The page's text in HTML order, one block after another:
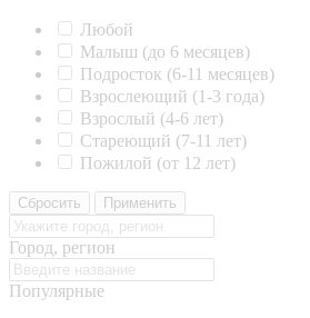
Любой
Малыш (до 6 месяцев)
Подросток (6-11 месяцев)
Взрослеющий (1-3 года)
Взрослый (4-6 лет)
Стареющий (7-11 лет)
Пожилой (от 12 лет)
Сбросить Применить
Город, регион
Популярные